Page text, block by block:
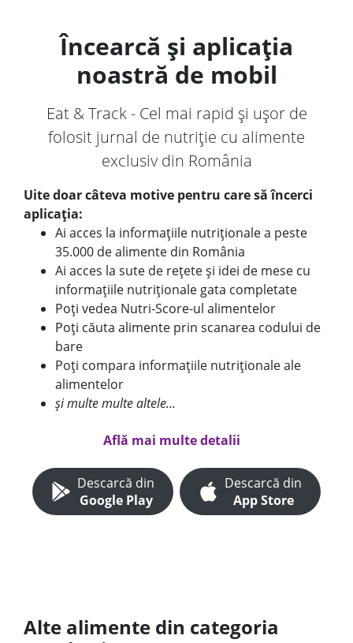
Încearcă și aplicația
noastră de mobil
Eat & Track - Cel mai rapid și ușor de
folosit jurnal de nutriție cu alimente
exclusiv din România
Uite doar câteva motive pentru care să încerci
aplicația:
Ai acces la informațiile nutriționale a peste
35.000 de alimente din România
Ai acces la sute de rețete și idei de mese cu
informațiile nutriționale gata completate
Poți vedea Nutri-Score-ul alimentelor
Poți căuta alimente prin scanarea codului de
bare
Poți compara informațiile nutriționale ale
alimentelor
și multe multe altele...
Află mai multe detalii
Descarcă din
Google Play
Descarcă din
App Store
Alte alimente din categoria